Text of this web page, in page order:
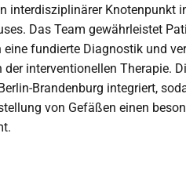
interdisziplinärer Knotenpunkt
Das Team gewährleistet
eine fundierte Diagnostik und
der interventionellen Therapie.
Brandenburg integriert,
von Gefäßen einen